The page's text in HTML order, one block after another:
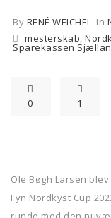
By RENÉ WEICHEL In
mesterskab,
Sparekassen
0 1
Ole Bøgh Larsen
Fyn Nordkyst Cup